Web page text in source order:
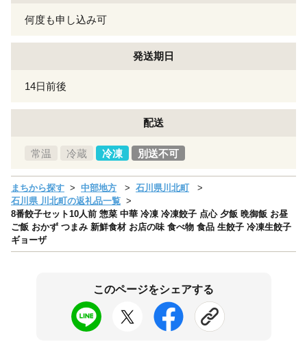
何度も申し込み可
発送期日
14日前後
配送
常温 冷蔵 冷凍 別送不可
まちから探す 中部地方
石川県川北町
石川県 川北町の返礼品一覧
8番餃子セット10人前 惣菜 中華 冷凍 冷凍餃子 点心 夕飯 晩御飯 お昼
ご飯 おかず つまみ 新鮮食材 お店の味 食べ物 食品 生餃子 冷凍生餃子
ギョーザ
このページをシェアする